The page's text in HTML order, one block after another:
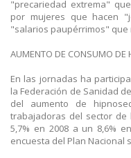
"precariedad extrema"
por mujeres que hacen
"salarios paupérrimos" que
AUMENTO DE CONSUMO DE
En las jornadas ha
la Federación de Sanidad
del aumento de
trabajadoras del sector
5,7% en 2008 a un 8,6%
encuesta del Plan Nacional